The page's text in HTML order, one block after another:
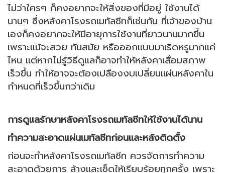
ไม่ว่าใครๆ ก็คงอยากจะให้สิ่งของที่มีอยู่ ใช้งานได้
นานๆ ซึ่งหลังคาโรงรถเมทัลชีทก็เช่นกัน ที่เจ้าของบ้าน
เองก็คงอยากจะให้มีอายุการใช้งานที่ยาวนานมากขึ้น
เพราะแม้จะสวย ทันสมัย หรือออกแบบมาเริดหรูมากแค่
ไหน แต่หากไม่รู้วิธีดูแลก็อาจทำให้หลังคาเสื่อมสภาพ
เร็วขึ้น ทำให้อาจจะต้องเปลืองงบเปลี่ยนแผ่นหลังคาใน
กำหนดที่เร็วขึ้นกว่าเดิม
การดูแลรักษาหลังคาโรงรถเมทัลชีทให้ใช้งานได้นาน
ทำความสะอาดแผ่นเมทัลชีทก่อนและหลังติดตั้ง
ก่อนจะทำหลังคาโรงรถเมทัลชีท ควรจัดการทำความ
สะอาดด้วยการ ล้างและเช็ดให้เรียบร้อยทุกครั้ง เพราะ